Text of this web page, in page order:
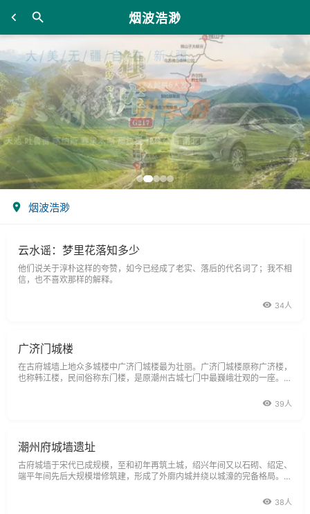
烟波浩渺
烟波浩渺
云水谣：梦里花落知多少
他们说关于淳朴这样的夸赞，如今已经成了老实、落后的代名词了；我不相
信，也不喜欢那样的解释。
34人
广济门城楼
在古府城墙上地众多城楼中广济门城楼最为壮丽。广济门城楼原称广济楼，
也称韩江楼，民间俗称东门楼，是原潮州古城七门中最巍峨壮观的一座。同
39人
潮州府城墙遗址
古府城墙于宋代已成规模，至和初年再筑土城，绍兴年间又以石砌、绍定、
端平年间先后大规模增修筑建，形成了外廓内城并绕以城濠的完备格局。由
年），指挥俞良辅重辟城西南，增筑石墙，全面修建府城墙。修建后的府38人